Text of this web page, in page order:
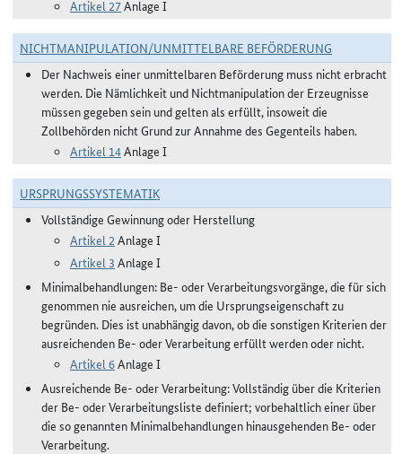
Artikel 27Anlage I
NICHTMANIPULATION/UNMITTELBARE BEFÖRDERUNG
Der Nachweis einer unmittelbaren Beförderung muss nicht erbracht
werden. Die Nämlichkeit und Nichtmanipulation der Erzeugnisse
müssen gegeben sein und gelten als erfüllt, insoweit die
Zollbehörden nicht Grund zur Annahme des Gegenteils haben.
Artikel 14Anlage I
URSPRUNGSSYSTEMATIK
Vollständige Gewinnung oder Herstellung
Artikel 2 Anlage I
Artikel 3 Anlage I
Minimalbehandlungen: Be- oder Verarbeitungsvorgänge, die für sich
genommen nie ausreichen, um die Ursprungseigenschaft zu
begründen. Dies ist unabhängig davon, ob die sonstigen Kriterien der
ausreichenden Be- oder Verarbeitung erfüllt werden oder nicht.
Artikel 6Anlage I
Ausreichende Be- oder Verarbeitung: Vollständig über die Kriterien
der Be- oder Verarbeitungsliste definiert; vorbehaltlich einer über
die so genannten Minimalbehandlungen hinausgehenden Be- oder
Verarbeitung.